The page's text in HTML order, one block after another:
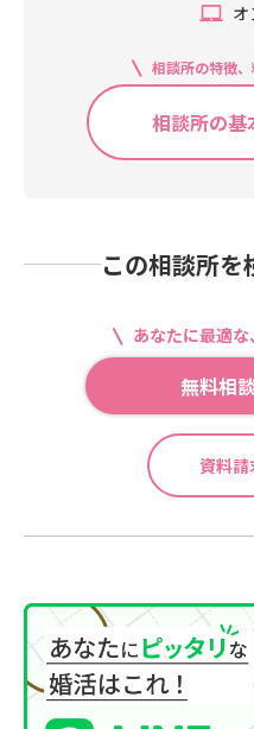
相談所の特徴
相談所の基
この相談所を
あなたに最適
無料相
資料請